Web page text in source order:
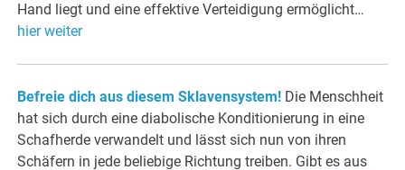
Hand liegt und eine effektive Verteidigung ermöglicht…
hier weiter
Befreie dich aus diesem Sklavensystem! Die Menschheit
hat sich durch eine diabolische Konditionierung in eine
Schafherde verwandelt und lässt sich nun von ihren
Schäfern in jede beliebige Richtung treiben. Gibt es aus